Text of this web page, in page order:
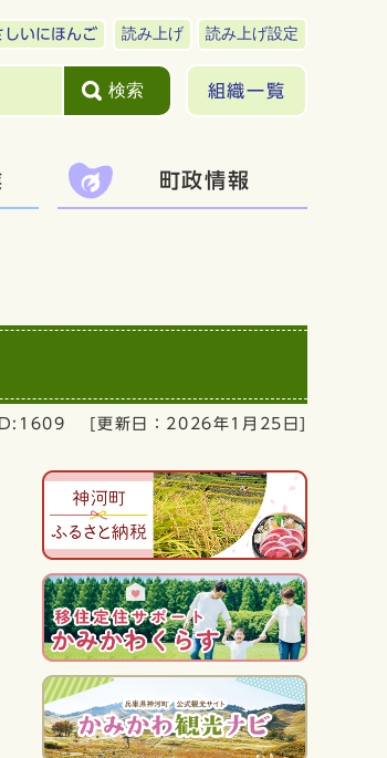
しいにほんご 読み上げ 読み上げ設定
検索 組織一覧
町政情報
[更新日： 2026年1月25日